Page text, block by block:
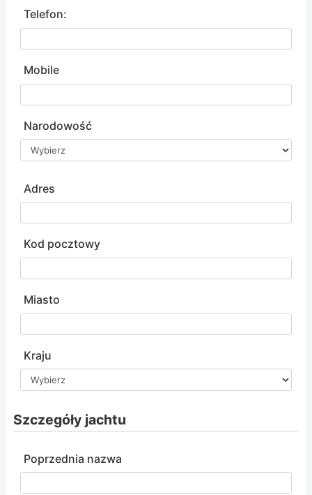
Telefon:
Mobile
Narodowość
Adres
Kod pocztowy
Miasto
Kraju
Szczegóły jachtu
Poprzednia nazwa